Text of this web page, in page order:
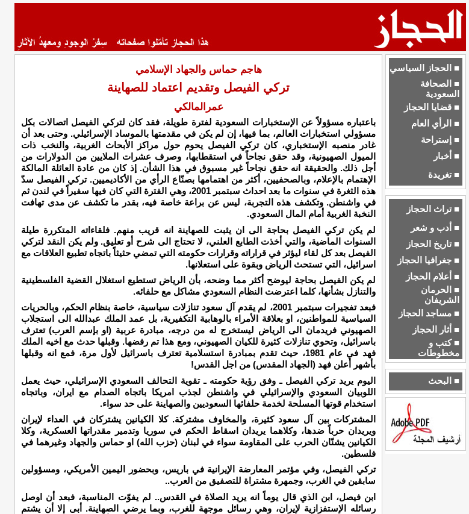
■ الحجاز السياسي
■ الصحافة
السعودية
■ قضايا الحجاز
■ الرأي العام
■ إستراحة
■ أخبار
■ تغريدة
■ تراث الحجاز
■ أدب و شعر
■ تاريخ الحجاز
■ جغرافيا الحجاز
■ أعلام الحجاز
■ الحرمان
الشريفان
■ مساجد الحجاز
■ أثار الحجاز
■ كتب و
مخطوطات
■ البحث
هاجم حماس والجهاد الإسلامي
تركي الفيصل وتقديم اعتماد للصهاينة
عمرالمالكي
باعتباره مسؤولاً عن الإستخبارات السعودية لفترة طويلة، فقد كان لتركي الفيصل اتصالات بكل
مسؤولي استخبارات العالم، بما فيها، إن لم يكن في مقدمتها بالموساد الإسرائيلي. وحتى بعد أن
غادر منصبه الإستخباري، كان تركي الفيصل يحوم حول مراكز الأبحاث الغربية، والنخب ذات
الميول الصهيونية، وقد حقق نجاحاً في استقطابها، وصرف عشرات الملايين من الدولارات من
أجل ذلك. والحقيقة انه حقق نجاحاً غير مسبوق في هذا الشأن. إذ كان من عادة العائلة المالكة
الإهتمام بالإعلام، وبالصحفيين، أكثر من اهتمامها بصنّاع الرأي من الأكاديميين. تركي الفيصل سدّ
هذه الثغرة في سنوات ما بعد احداث سبتمبر 2001، وهي الفترة التي كان فيها سفيراً في لندن ثم
في واشنطن. وتكشف هذه التجربة، ليس عن براعة خاصة فيه، بقدر ما تكشف عن مدى تهافت
النخبة الغربية أمام المال السعودي.
لم يكن تركي الفيصل بحاجة الى ان يثبت للصهاينة انه قريب منهم. فلقاءاته المتكررة طيلة
السنوات الماضية، والتي أخذت الطابع العلني، لا تحتاج الى شرح أو تعليق. ولم يكن النقد لتركي
الفيصل بعد كل لقاء ليؤثر في قراراته وقرارات حكومته التي تمضي حثيثاً باتجاه تطبيع العلاقات مع
اسرائيل، التي تستحث الرياض وبقوة على استعلانها.
لم يكن الفيصل بحاجة ليوضح أكثر مما وضحه، بأن الرياض تستطيع استغلال القضية الفلسطينية
والتنازل بشأنها، كلما اعترضت النظام السعودي مشاكل مع حلفائه.
فبعد تفجيرات سبتمبر 2001، لم يقدم آل سعود تنازلات سياسية، خاصة بنظام الحكم، وبالحريات
السياسية للمواطنين، او بعلاقة الأمراء بالوهابية التكفيرية، بل عمد الملك عبدالله الى استجلاب
الصهيوني فريدمان الى الرياض ليستخرج له من درجه، مبادرة عربية (او بإسم العرب) تعترف
باسرائيل، وتحوي تنازلات كثيرة للكيان الصهيوني، ومع هذا تم رفضها. وقبلها حدث مع اخيه الملك
فهد في عام 1981، حيث تقدم بمبادرة استسلامية تعترف باسرائيل لأول مرة، فمع انه وقبلها
بأشهر أعلن فهد (الجهاد المقدس) من اجل القدس!
اليوم يريد تركي الفيصل ـ وفق رؤية حكومته ـ تقوية التحالف السعودي الإسرائيلي، حيث يعمل
اللوبيان السعودي والإسرائيلي في واشنطن لجذب امريكا باتجاه الصدام مع ايران، وباتجاه
استخدام قوتها المسلحة لخدمة حلفائها السعوديين والصهاينة على حد سواء.
المشتركات بين آل سعود كثيرة، والمخاوف مشتركة. كلا الكيانين يشتركان في العداء لإيران
ويريدان حرباً ضدها، وكلاهما يريدان اسقاط الحكم في سوريا وتدمير مقدراتها العسكرية، وكلا
الكيانين يشنّان الحرب على المقاومة سواء في لبنان (حزب الله) او حماس والجهاد وغيرهما في
فلسطين.
تركي الفيصل، وفي مؤتمر المعارضة الإيرانية في باريس، وبحضور اليمين الأمريكي، ومسؤولين
سابقين في الغرب، وجمهرة مشتراة للتصفيق من العرب..
ابن فيصل، ابن الذي قال يوماً انه يريد الصلاة في القدس.. لم يفوّت المناسبة، فبعد أن اوصل
رسائله الإستفزازية لإيران، وهي رسائل موجهة للغرب، وبما يرضي الصهاينة. أبى إلا أن يشتم